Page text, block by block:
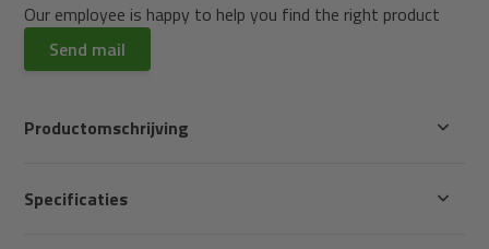
Our employee is happy to help you find the right product
Send mail
Productomschrijving
Specificaties